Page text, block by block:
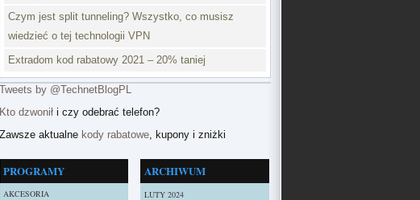
Czym jest split tunneling? Wszystko, co musisz
wiedzieć o tej technologii VPN
Extradom kod rabatowy 2021 – 20% taniej
Tweets by @TechnetBlogPL
Kto dzwonił i czy odebrać telefon?
Zawsze aktualne kody rabatowe, kupony i zniżki
ARCHIWUM
LUTY 2024
PROGRAMY
AKCESORIA